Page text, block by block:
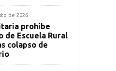
de 2026
prohíbe
de Escuela Rural
colapso de